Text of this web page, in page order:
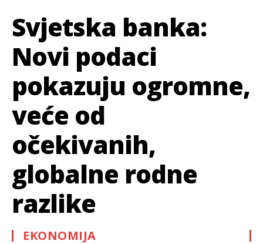
Svjetska banka:
Novi podaci
pokazuju ogromne,
veće od
očekivanih,
globalne rodne
razlike
EKONOMIJA